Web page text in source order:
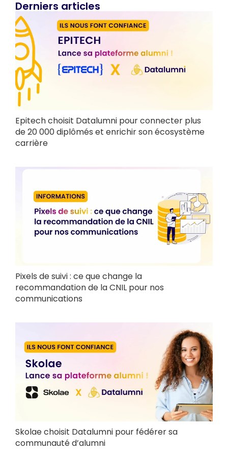
Derniers articles
Epitech choisit Datalumni pour connecter plus
de 20 000 diplômés et enrichir son écosystème
carrière
Pixels de suivi : ce que change la
recommandation de la CNIL pour nos
communications
Skolae choisit Datalumni pour fédérer sa
communauté d’alumni